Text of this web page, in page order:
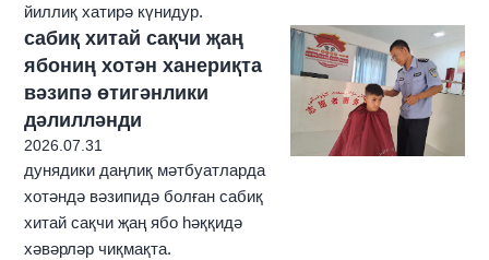
йиллиқ хатирә күнидур.
сабиқ хитай сақчи җаң
ябониң хотән ханериқта
вәзипә өтигәнлики
дәлилләнди
2026.07.31
дунядики даңлиқ мәтбуатларда
хотәндә вәзипидә болған сабиқ
хитай сақчи җаң ябо һәққидә
хәвәрләр чиқмақта.